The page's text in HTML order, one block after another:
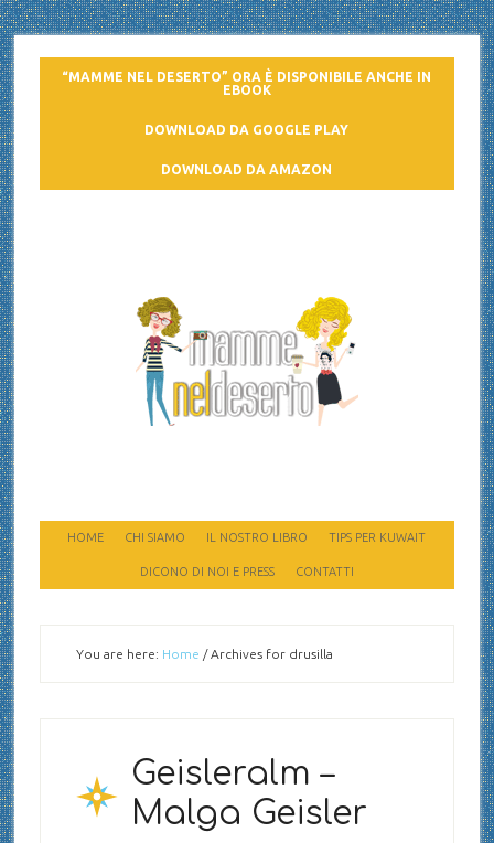
“MAMME NEL DESERTO” ORA È DISPONIBILE ANCHE IN
EBOOK
DOWNLOAD DA GOOGLE PLAY
DOWNLOAD DA AMAZON
HOME CHI SIAMO IL NOSTRO LIBRO TIPS PER KUWAIT
DICONO DI NOI E PRESS CONTATTI
You are here: Home /Archives for drusilla
Geisleralm –
Malga Geisler